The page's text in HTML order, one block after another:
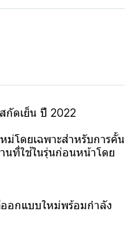
กัดเย็น ปี 2022
ม่โดยเฉพาะสำหรับการคั้น
นที่ใช้ในรุ่นก่อนหน้าโดย
อกแบบใหม่พร้อมกำลัง